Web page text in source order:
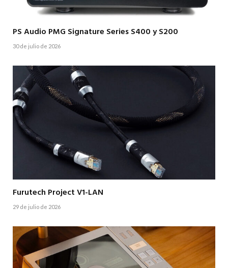
PS Audio PMG Signature Series S400 y S200
30 de julio de 2026
Furutech Project V1-LAN
29 de julio de 2026